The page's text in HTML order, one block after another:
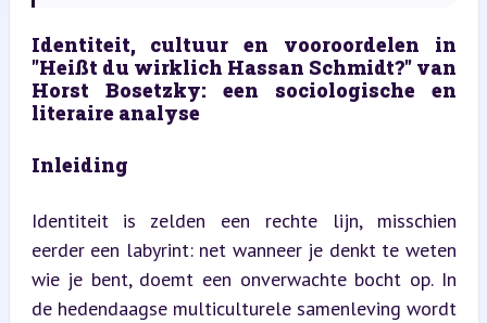
Identiteit, cultuur en vooroordelen in
"Heißt du wirklich Hassan Schmidt?" van
Horst Bosetzky: een sociologische en
literaire analyse
Inleiding
Identiteit is zelden een rechte lijn, misschien
eerder een labyrint: net wanneer je denkt te weten
wie je bent, doemt een onverwachte bocht op. In
de hedendaagse multiculturele samenleving wordt